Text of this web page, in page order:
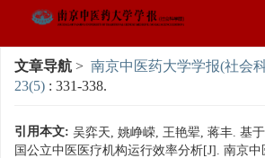
文章导航 > 南京中医药大学学报(社会
23(5) : 331-338.
引用本文: 吴弈天, 姚峥嵘, 王艳翚, 蒋丰. 基
国公立中医医疗机构运行效率分析[J]. 南京